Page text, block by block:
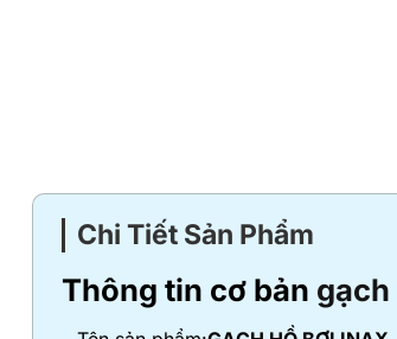
Chi Tiết Sản Phẩm
Thông tin cơ bản gạch